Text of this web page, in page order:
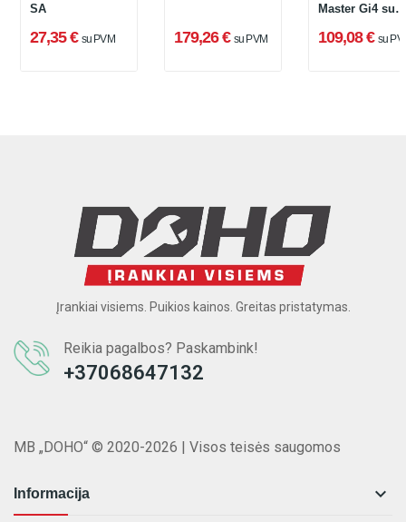
SA
27,35 € su PVM 179,26 € su PVM
Master Gi4 su
109,08 € su
Įrankiai visiems. Puikios kainos. Greitas pristatymas.
Reikia pagalbos? Paskambink!
+37068647132
MB „DOHO“ © 2020-2026 | Visos teisės saugomos
Informacija 